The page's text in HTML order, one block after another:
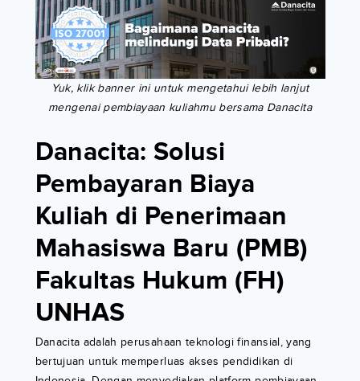
Yuk, klik banner ini untuk mengetahui lebih lanjut
mengenai pembiayaan kuliahmu bersama Danacita
Danacita: Solusi
Pembayaran Biaya
Kuliah di Penerimaan
Mahasiswa Baru (PMB)
Fakultas Hukum (FH)
UNHAS
Danacita adalah perusahaan teknologi finansial, yang
bertujuan untuk memperluas akses pendidikan di